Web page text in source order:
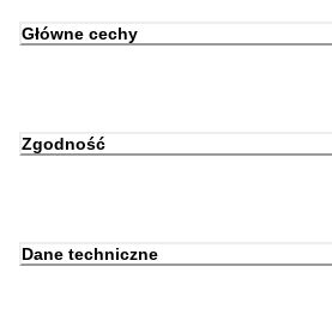
Główne cechy
Zgodność
Dane techniczne